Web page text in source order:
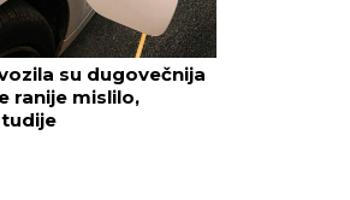
su dugovečnija
ranije mislilo,